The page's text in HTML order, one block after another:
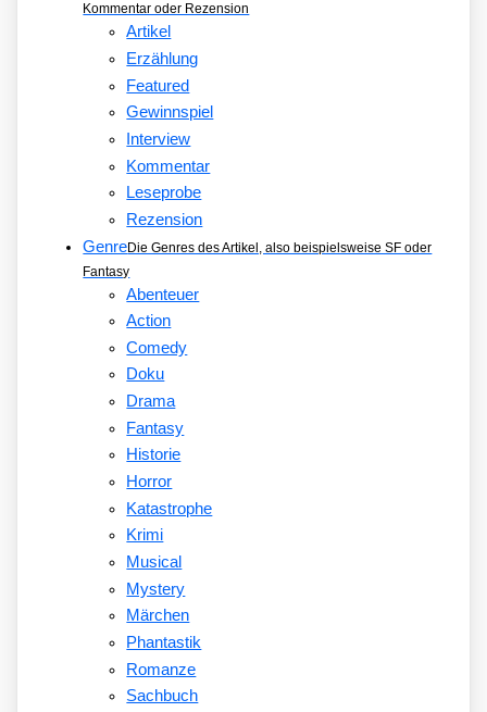
Kommentar oder Rezension
Artikel
Erzählung
Featured
Gewinnspiel
Interview
Kommentar
Leseprobe
Rezension
GenreDie Genres des Artikel, also beispielsweise SF oder
Fantasy
Abenteuer
Action
Comedy
Doku
Drama
Fantasy
Historie
Horror
Katastrophe
Krimi
Musical
Mystery
Märchen
Phantastik
Romanze
Sachbuch